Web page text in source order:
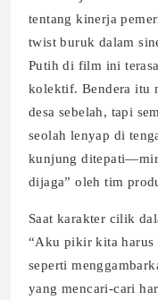
tentang kinerja
twist buruk dalam
Putih di film ini
kolektif. Bendera itu
desa sebelah, tapi
seolah lenyap di
kunjung
dijaga” oleh tim
Saat karakter cilik
“Aku pikir kita harus
seperti
yang mencari-cari